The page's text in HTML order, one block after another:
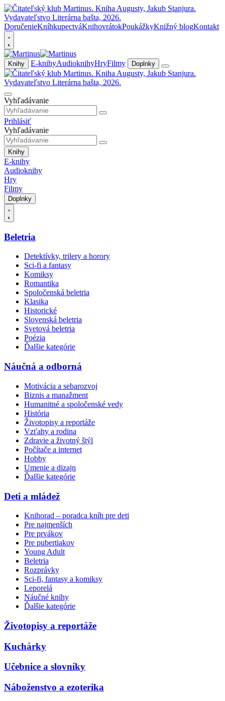
DoručenieKníhkupectváKnihovrátokPoukážkyKnižný blogKontakt
Knihy E-knihyAudioknihyHryFilmy Doplnky
Vyhľadávanie
Prihlásiť
Vyhľadávanie
Knihy
E-knihy
Audioknihy
Hry
Filmy
Doplnky
Beletria
Detektívky, trilery a horory
Sci-fi a fantasy
Komiksy
Romantika
Spoločenská beletria
Klasika
Historické
Slovenská beletria
Svetová beletria
Poézia
Ďalšie kategórie
Náučná a odborná
Motivácia a sebarozvoj
Biznis a manažment
Humanitné a spoločenské vedy
História
Životopisy a reportáže
Vzťahy a rodina
Zdravie a životný štýl
Počítače a internet
Hobby
Umenie a dizajn
Ďalšie kategórie
Deti a mládež
Knihorad – poradca kníh pre deti
Pre najmenších
Pre prvákov
Pre pubertiakov
Young Adult
Beletria
Rozprávky
Sci-fi, fantasy a komiksy
Leporelá
Náučné knihy
Ďalšie kategórie
Životopisy a reportáže
Kuchárky
Učebnice a slovníky
Náboženstvo a ezoterika